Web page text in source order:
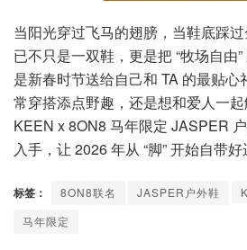
当阳光穿过飞马的翅膀，当鞋底踩
已不只是一双鞋，更是把 “牧场自由
是新春时节送给自己和 TA 的最贴心
常穿搭添点野趣，还是想和爱人一
KEEN x 8ON8 马年限定 JASPER
入手，让 2026 年从 “脚” 开始自带好
标签： 8ON8联名 JASPER户外鞋
马年限定